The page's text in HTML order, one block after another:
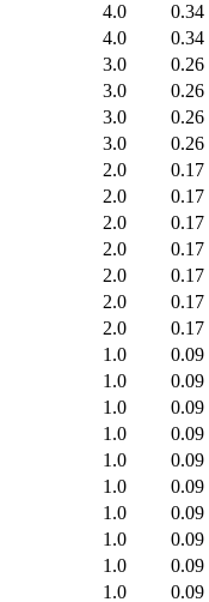
4.0
0.34
4.0
0.34
3.0
0.26
3.0
0.26
3.0
0.26
3.0
0.26
2.0
0.17
2.0
0.17
2.0
0.17
2.0
0.17
2.0
0.17
2.0
0.17
2.0
0.17
1.0
0.09
1.0
0.09
1.0
0.09
1.0
0.09
1.0
0.09
1.0
0.09
1.0
0.09
1.0
0.09
1.0
0.09
1.0 0.09